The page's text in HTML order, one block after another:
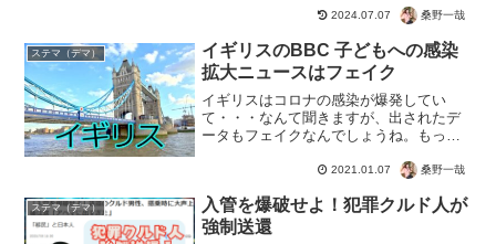
てことだけど、ここに付けるか？と。京
王線ジョーカーを思い出すほど、タイミ
ングも画角もバッチリ。新エネルギー推
進や、アメリカでなくアラ...
2024.07.07 桑野一哉
ステマ（デマ）
イギリスのBBC 子どもへの感染
拡大ニュースはフェイク
イギリスはコロナの感染が爆発してい
て・・・なんて聞きますが、出されたデ
ータもフェイクなんでしょうね。もっと
く人も増えちゃったので、もう子どもを
ゃったと。コロナらしいｗ日...
2021.01.07 桑野一哉
ステマ（デマ）
入管を爆破せよ！犯罪クルド人が
強制送還